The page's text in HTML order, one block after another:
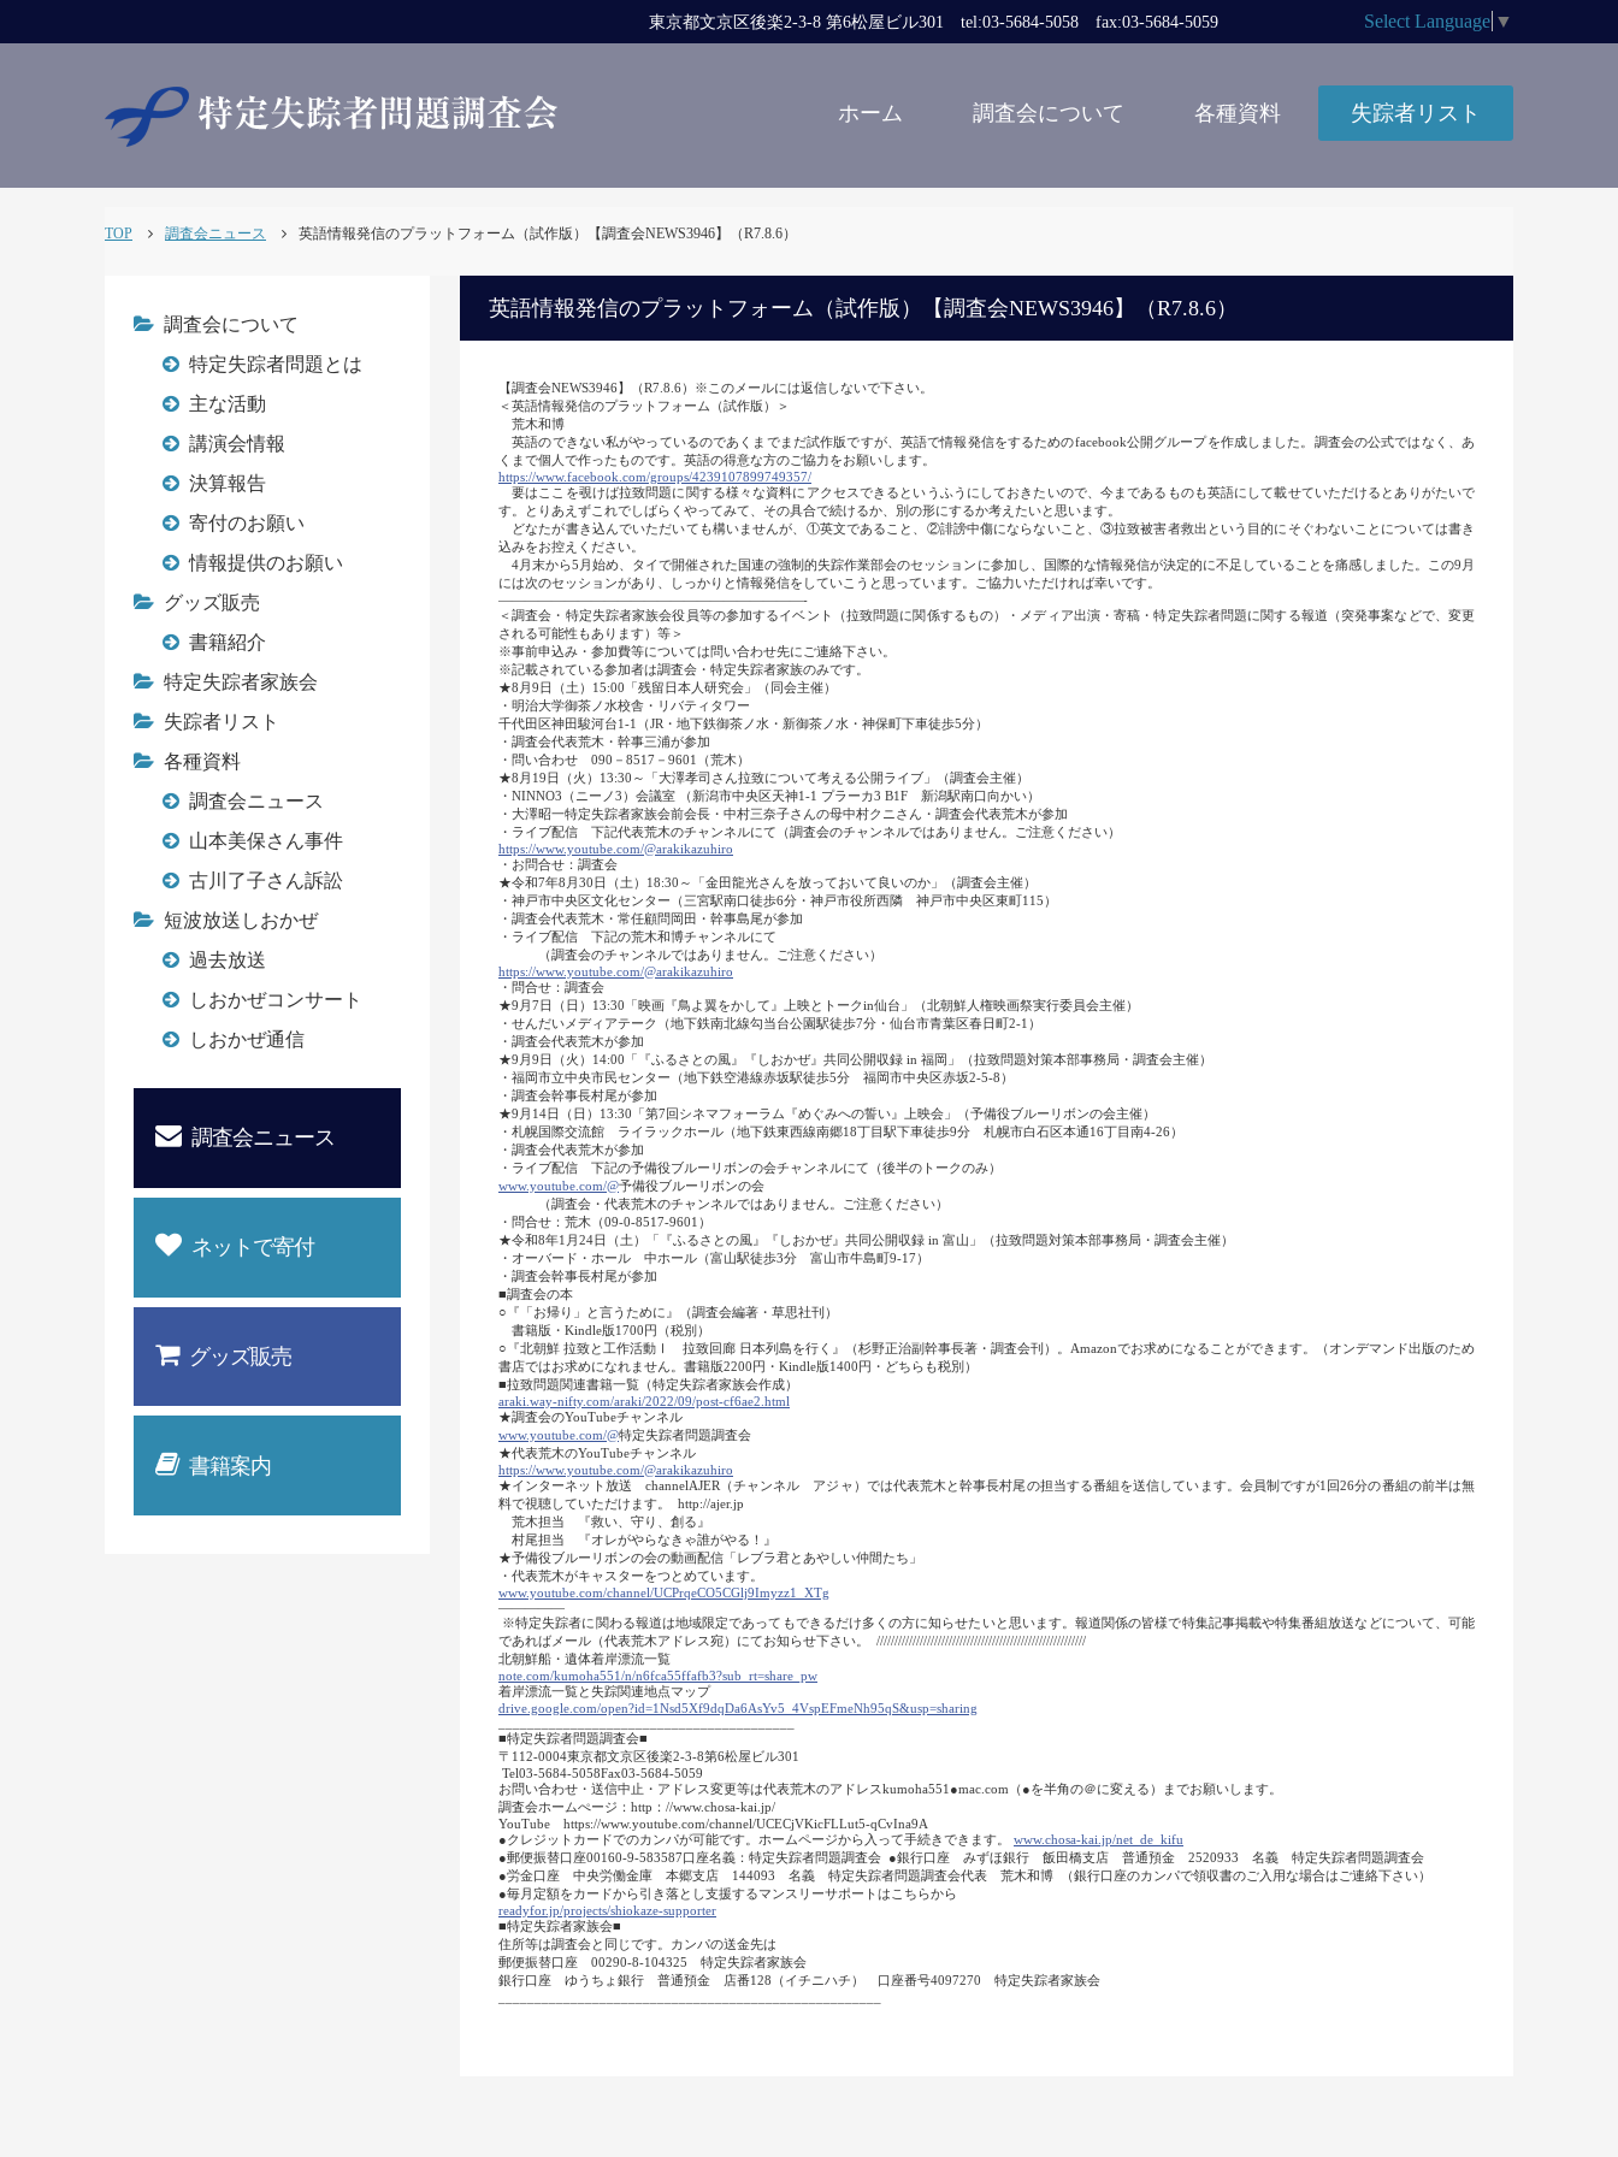
東京都文京区後楽2-3-8 第6松屋ビル301 tel:03-5684-5058 fax:03-5684-5059 Select Language ▼
ホーム 調査会について 各種資料 失踪者リスト
TOP 調査会ニュース 英語情報発信のプラットフォーム（試作版）【調査会NEWS3946】（R7.8.6）
英語情報発信のプラットフォーム（試作版）【調査会NEWS3946】（R7.8.6）
【調査会NEWS3946】（R7.8.6）※このメールには返信しないで下さい。
＜英語情報発信のプラットフォーム（試作版）＞
荒木和博
英語のできない私がやっているのであくまでまだ試作版ですが、英語で情報発信をするためのfacebook公開グループを作成しました。調査会の公式ではなく、あ
くまで個人で作ったものです。英語の得意な方のご協力をお願いします。
https://www.facebook.com/groups/4239107899749357/
要はここを覗けば拉致問題に関する様々な資料にアクセスできるというふうにしておきたいので、今まであるものも英語にして載せていただけるとありがたいで
す。とりあえずこれでしばらくやってみて、その具合で続けるか、別の形にするか考えたいと思います。
どなたが書き込んでいただいても構いませんが、①英文であること、②誹謗中傷にならないこと、③拉致被害者救出という目的にそぐわないことについては書き
込みをお控えください。
4月末から5月始め、タイで開催された国連の強制的失踪作業部会のセッションに参加し、国際的な情報発信が決定的に不足していることを痛感しました。この9月
には次のセッションがあり、しっかりと情報発信をしていこうと思っています。ご協力いただければ幸いです。
―――――――――――――――――――――――-
＜調査会・特定失踪者家族会役員等の参加するイベント（拉致問題に関係するもの）・メディア出演・寄稿・特定失踪者問題に関する報道（突発事案などで、変更
される可能性もあります）等＞
※事前申込み・参加費等については問い合わせ先にご連絡下さい。
※記載されている参加者は調査会・特定失踪者家族のみです。
★8月9日（土）15:00「残留日本人研究会」（同会主催）
・明治大学御茶ノ水校舎・リバティタワー
千代田区神田駿河台1-1（JR・地下鉄御茶ノ水・新御茶ノ水・神保町下車徒歩5分）
・調査会代表荒木・幹事三浦が参加
・問い合わせ 090－8517－9601（荒木）
★8月19日（火）13:30～「大澤孝司さん拉致について考える公開ライブ」（調査会主催）
・NINNO3（ニーノ3）会議室 （ 新潟市中央区天神1-1 プラーカ3 B1F 新潟駅南口向かい）
・大澤昭一特定失踪者家族会前会長・中村三奈子さんの母中村クニさん・調査会代表荒木が参加
・ライブ配信 下記代表荒木のチャンネルにて（調査会のチャンネルではありません。ご注意ください）
https://www.youtube.com/@arakikazuhiro
・お問合せ：調査会
★令和7年8月30日（土）18:30～「金田龍光さんを放っておいて良いのか」（調査会主催）
・神戸市中央区文化センター（三宮駅南口徒歩6分・神戸市役所西隣 神戸市中央区東町115）
・調査会代表荒木・常任顧問岡田・幹事島尾が参加
・ライブ配信 下記の荒木和博チャンネルにて
（調査会のチャンネルではありません。ご注意ください）
https://www.youtube.com/@arakikazuhiro
・問合せ：調査会
★9月7日（日）13:30「映画『鳥よ翼をかして』上映とトークin仙台」（北朝鮮人権映画祭実行委員会主催）
・せんだいメディアテーク（地下鉄南北線勾当台公園駅徒歩7分・仙台市青葉区春日町2-1）
・調査会代表荒木が参加
★9月9日（火）14:00「『ふるさとの風』『しおかぜ』共同公開収録 in 福岡」（拉致問題対策本部事務局・調査会主催）
・福岡市立中央市民センター（地下鉄空港線赤坂駅徒歩5分 福岡市中央区赤坂2-5-8）
・調査会幹事長村尾が参加
★9月14日（日）13:30「第7回シネマフォーラム『めぐみへの誓い』上映会」（予備役ブルーリボンの会主催）
・札幌国際交流館 ライラックホール（地下鉄東西線南郷18丁目駅下車徒歩9分 札幌市白石区本通16丁目南4-26）
・調査会代表荒木が参加
・ライブ配信 下記の予備役ブルーリボンの会チャンネルにて（後半のトークのみ）
www.youtube.com/@予備役ブルーリボンの会
（調査会・代表荒木のチャンネルではありません。ご注意ください）
・問合せ：荒木（09-0-8517-9601）
★令和8年1月24日（土）「『ふるさとの風』『しおかぜ』共同公開収録 in 富山」（拉致問題対策本部事務局・調査会主催）
・オーバード・ホール 中ホール（富山駅徒歩3分 富山市牛島町9-17）
・調査会幹事長村尾が参加
■調査会の本
○『「お帰り」と言うために』（調査会編著・草思社刊）
書籍版・Kindle版1700円（税別）
○『北朝鮮 拉致と工作活動Ⅰ 拉致回廊 日本列島を行く』（杉野正治副幹事長著・調査会刊）。Amazonでお求めになることができます。（オンデマンド出版のため
書店ではお求めになれません。書籍版2200円・Kindle版1400円・どちらも税別）
■拉致問題関連書籍一覧（特定失踪者家族会作成）
araki.way-nifty.com/araki/2022/09/post-cf6ae2.html
★調査会のYouTubeチャンネル
www.youtube.com/@特定失踪者問題調査会
★代表荒木のYouTubeチャンネル
https://www.youtube.com/@arakikazuhiro
★インターネット放送 channelAJER（チャンネル アジャ）では代表荒木と幹事長村尾の担当する番組を送信しています。会員制ですが1回26分の番組の前半は無
料で視聴していただけます。 http://ajer.jp
荒木担当 『救い、守り、創る』
村尾担当 『オレがやらなきゃ誰がやる！』
★予備役ブルーリボンの会の動画配信「レブラ君とあやしい仲間たち」
・代表荒木がキャスターをつとめています。
www.youtube.com/channel/UCPrqeCO5CGlj9Imyzz1_XTg
―――――
※特定失踪者に関わる報道は地域限定であってもできるだけ多くの方に知らせたいと思います。報道関係の皆様で特集記事掲載や特集番組放送などについて、可能
であればメール（代表荒木アドレス宛）にてお知らせ下さい。 //////////////////////////////////////////////////////////
北朝鮮船・遺体着岸漂流一覧
note.com/kumoha551/n/n6fca55ffafb3?sub_rt=share_pw
着岸漂流一覧と失踪関連地点マップ
drive.google.com/open?id=1Nsd5Xf9dqDa6AsYv5_4VspEFmeNh95qS&usp=sharing
■特定失踪者問題調査会■
〒112-0004東京都文京区後楽2-3-8第6松屋ビル301
Tel03-5684-5058Fax03-5684-5059
お問い合わせ・送信中止・アドレス変更等は代表荒木のアドレスkumoha551●mac.com（●を半角の＠に変える）までお願いします。
調査会ホームぺージ：http：//www.chosa-kai.jp/
YouTube https://www.youtube.com/channel/UCECjVKicFLLut5-qCvIna9A
●クレジットカードでのカンパが可能です。ホームページから入って手続きできます。 www.chosa-kai.jp/net_de_kifu
●郵便振替口座00160-9-583587口座名義：特定失踪者問題調査会 ●銀行口座 みずほ銀行 飯田橋支店 普通預金 2520933 名義 特定失踪者問題調査会
●労金口座 中央労働金庫 本郷支店 144093 名義 特定失踪者問題調査会代表 荒木和博 （銀行口座のカンパで領収書のご入用な場合はご連絡下さい）
●毎月定額をカードから引き落とし支援するマンスリーサポートはこちらから
readyfor.jp/projects/shiokaze-supporter
■特定失踪者家族会■
住所等は調査会と同じです。カンパの送金先は
郵便振替口座 00290-8-104325 特定失踪者家族会
銀行口座 ゆうちょ銀行 普通預金 店番128（イチニハチ） 口座番号4097270 特定失踪者家族会
調査会について
特定失踪者問題とは
主な活動
講演会情報
決算報告
寄付のお願い
情報提供のお願い
グッズ販売
書籍紹介
特定失踪者家族会
失踪者リスト
各種資料
調査会ニュース
山本美保さん事件
古川了子さん訴訟
短波放送しおかぜ
過去放送
しおかぜコンサート
しおかぜ通信
調査会ニュース
ネットで寄付
グッズ販売
書籍案内